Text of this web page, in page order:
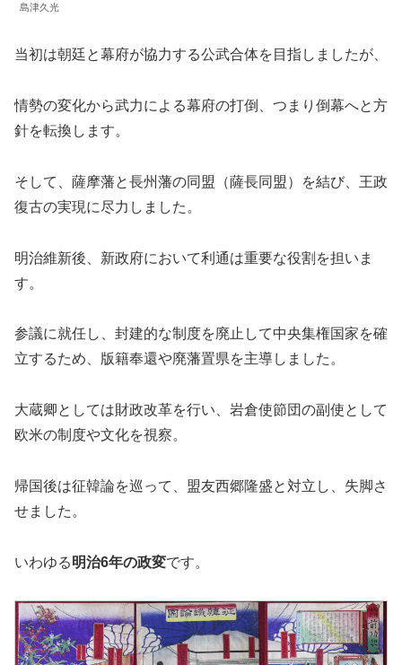
島津久光
当初は朝廷と幕府が協力する公武合体を目指しましたが、
情勢の変化から武力による幕府の打倒、つまり倒幕へと方
針を転換します。
そして、薩摩藩と長州藩の同盟（薩長同盟）を結び、王政
復古の実現に尽力しました。
明治維新後、新政府において利通は重要な役割を担いま
す。
参議に就任し、封建的な制度を廃止して中央集権国家を確
立するため、版籍奉還や廃藩置県を主導しました。
大蔵卿としては財政改革を行い、岩倉使節団の副使として
欧米の制度や文化を視察。
帰国後は征韓論を巡って、盟友西郷隆盛と対立し、失脚さ
せました。
いわゆる明治6年の政変です。